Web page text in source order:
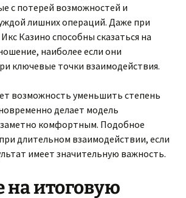
с потерей возможностей и
лишних операций. Даже при
Казино способны сказаться на
наиболее если они
ключевые точки взаимодействия.
возможность уменьшить степень
делает модель
комфортным. Подобное
длительном взаимодействии, если
имеет значительную важность.
на итоговую